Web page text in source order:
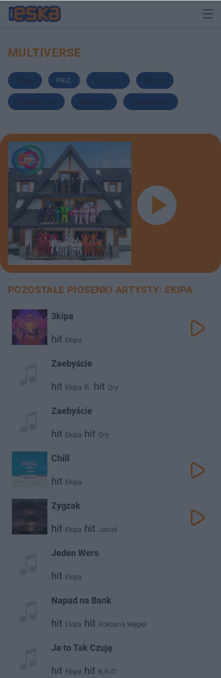
MULTIVERSE
Ekipa FRIZ, Hi Hania Mortal
Przemek.Pro Marta Err Zbyszek Król
POZOSTAŁE PIOSENKI ARTYSTY: EKIPA
3kipa
hit Ekipa
Zaebyście
hit Ekipa ft. hit Qry
Zaebyście
hit Ekipa hit Qry
Chill
hit Ekipa
Zygzak
hit Ekipa hit Jacuś
Jeden Wers
hit Ekipa
Napad na Bank
hit Ekipa hit Roksana Węgiel
Ja to Tak Czuję
hit Ekipa hit B.R.O